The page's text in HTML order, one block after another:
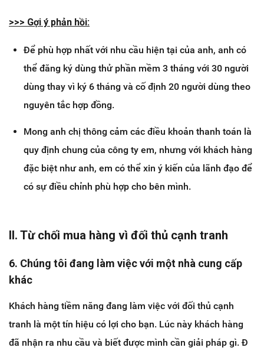
​>>> Gợi ý phản hồi:
Để phù hợp nhất với nhu cầu hiện tại của anh, anh có
thể đăng ký dùng thử phần mềm 3 tháng với 30 người
dùng thay vì ký 6 tháng và cố định 20 người dùng theo
nguyên tắc hợp đồng.
Mong anh chị thông cảm các điều khoản thanh toán là
quy định chung của công ty em, nhưng với khách hàng
đặc biệt như anh, em có thể xin ý kiến của lãnh đạo để
có sự điều chỉnh phù hợp cho bên mình.
II. Từ chối mua hàng vì đối thủ cạnh tranh
6. Chúng tôi đang làm việc với một nhà cung cấp
khác
Khách hàng tiềm năng đang làm việc với đối thủ cạnh
tranh là một tín hiệu có lợi cho bạn. Lúc này khách hàng
đã nhận ra nhu cầu và biết được mình cần giải pháp gì. Đ​